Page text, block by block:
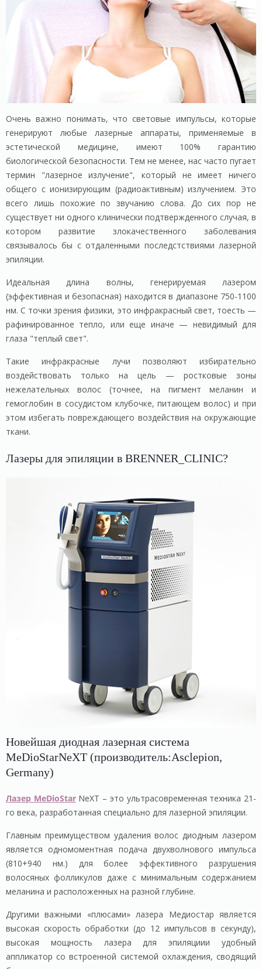
Очень важно понимать, что световые импульсы, которые
генерируют любые лазерные аппараты, применяемые в
эстетической медицине, имеют 100% гарантию
биологической безопасности. Тем не менее, нас часто пугает
термин "лазерное излучение", который не имеет ничего
общего с ионизирующим (радиоактивным) излучением. Это
всего лишь похожие по звучанию слова. До сих пор не
существует ни одного клинически подтвержденного случая, в
котором развитие злокачественного заболевания
связывалось бы с отдаленными последстствиями лазерной
эпиляции.
Идеальная длина волны, генерируемая лазером
(эффективная и безопасная) находится в диапазоне 750-1100
нм. С точки зрения физики, это инфракрасный свет, тоесть —
рафинированное тепло, или еще иначе — невидимый для
глаза "теплый свет".
Такие инфракрасные лучи позволяют избирательно
воздействовать только на цель — ростковые зоны
нежелательных волос (точнее, на пигмент меланин и
гемоглобин в сосудистом клубочке, питающем волос) и при
этом избегать повреждающего воздействия на окружающие
ткани.
Лазеры для эпиляции в BRENNER_CLINIC?
Новейшая диодная лазерная система
MeDioStarNeXT (производитель:Asclepion,
Germany)
Лазер MeDioStarNeXT – это ультрасовременная техника 21-
го века, разработанная специально для лазерной эпиляции.
Главным преимуществом удаления волос диодным лазером
является одномоментная подача двухволнового импульса
(810+940 нм.) для более эффективного разрушения
волосяных фолликулов даже с минимальным содержанием
меланина и расположенных на разной глубине.
Другими важными «плюсами» лазера Медиостар является
высокая скорость обработки (до 12 импульсов в секунду),
высокая мощность лазера для эпиляциии удобный
аппликатор со встроенной системой охлаждения, сводящий